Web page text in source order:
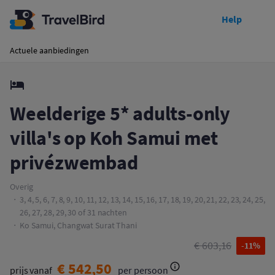
Help
Actuele aanbiedingen
Toon prijzen
Weelderige 5* adults-only
villa's op Koh Samui met
privézwembad
Overig
3, 4, 5, 6, 7, 8, 9, 10, 11, 12, 13, 14, 15, 16, 17, 18, 19, 20, 21, 22, 23, 24, 25,
26, 27, 28, 29, 30 of 31 nachten
Ko Samui, Changwat Surat Thani
€ 603,16 -11%
prijs vanaf € 542,50 per persoon